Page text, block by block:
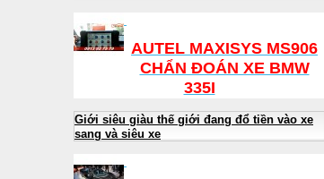
AUTEL MAXISYS MS906
CHẨN ĐOÁN XE BMW
335I
Giới siêu giàu thế giới đang đổ tiền vào xe
sang và siêu xe